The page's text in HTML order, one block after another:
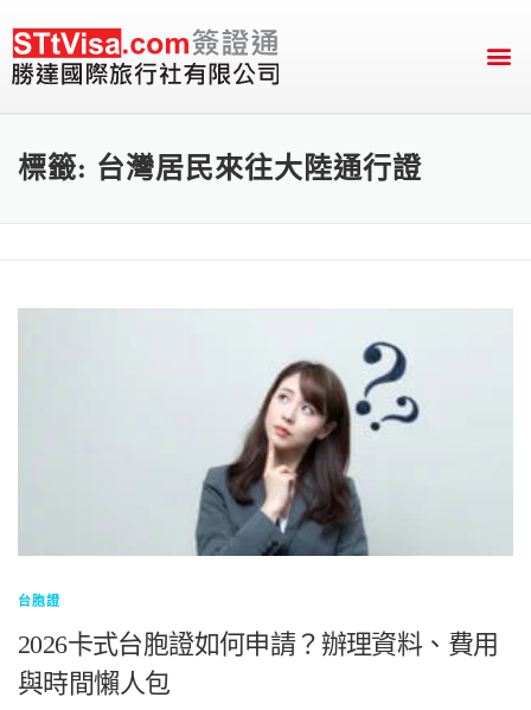
標籤: 台灣居民來往大陸通行證
台胞證
2026卡式台胞證如何申請？辦理資料、費用
與時間懶人包